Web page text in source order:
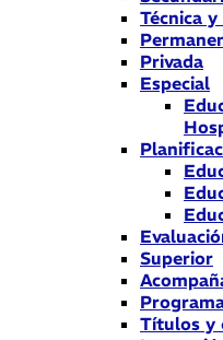
Técnica
Privada
Especial
Superior
Títulos y